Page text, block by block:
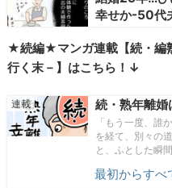
幸せか-50代
★続編★マンガ連載【続・編
行く末－】はこちら！↓
続・熟年離婚
「もう一度、
を経て、別々の
と、ふとした瞬
最初からすべ